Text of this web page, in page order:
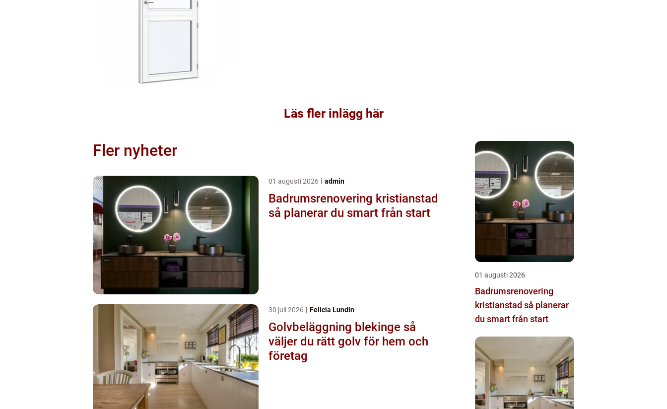
Läs fler inlägg här
Fler nyheter
01 augusti 2026 admin
Badrumsrenovering kristianstad
så planerar du smart från start
30 juli 2026 Felicia Lundin
Golvbeläggning blekinge så
väljer du rätt golv för hem och
företag
01 augusti 2026
Badrumsrenovering
kristianstad så planerar
du smart från start